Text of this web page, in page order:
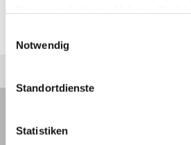
Notwendig
Standortdienste
Statistiken